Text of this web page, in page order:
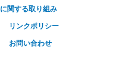
関する取り組み
リンクポリシー
お問い合わせ